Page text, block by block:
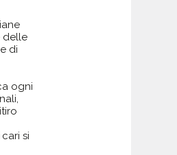
delle
di
ogni
si